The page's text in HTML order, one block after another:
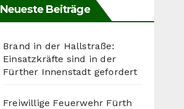
Neueste Beiträge
Brand in der Hallstraße:
Einsatzkräfte sind in der
Fürther Innenstadt gefordert
Freiwillige Feuerwehr Fürth